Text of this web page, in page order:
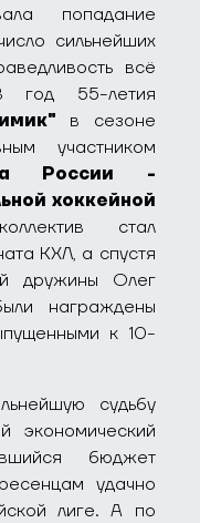
попадание
сильнейших
всё
год 55-летия
в сезоне
участником
России -
хоккейной
стал
КХЛ, а спустя
дружины Олег
награждены
к 10-
судьбу
экономический
бюджет
удачно
лиге. А по